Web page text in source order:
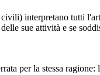
interpretano tutti
sue attività e se
per la stessa